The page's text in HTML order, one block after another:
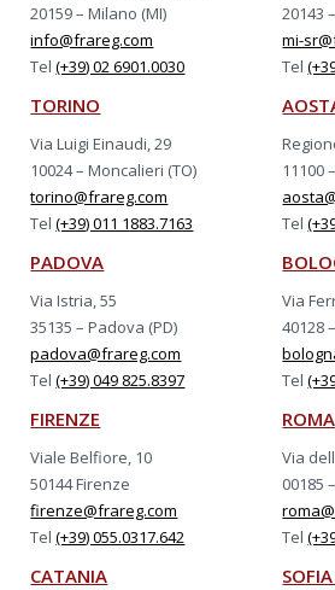
20159 – Milano (MI)
info@frareg.com
Tel(+39) 02 6901.0030
20143
mi-
Tel
TORINO
Via Luigi Einaudi, 29
10024 – Moncalieri (TO)
torino@frareg.com
Tel(+39) 011 1883.7163
11100
Tel
PADOVA
Via Istria, 55
35135 – Padova (PD)
padova@frareg.com
Tel(+39) 049 825.8397
Via
40128
Tel
FIRENZE
Viale Belfiore, 10
50144 Firenze
firenze@frareg.com
Tel(+39) 055.0317.642
ROMA
Via
00185
Tel
CATANIA